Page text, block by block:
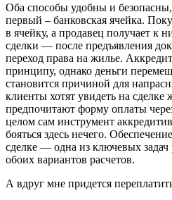
Оба способы удобны и безопасны,
первый – банковская ячейка.
в ячейку, а продавец получает к
сделки — после предъявления
переход права на жилье.
принципу, однако деньги
становится причиной для
клиенты хотят увидеть на
предпочитают форму оплаты
целом сам инструмент
бояться здесь нечего.
сделке — одна из ключевых задач
обоих вариантов расчетов.
А вдруг мне придется